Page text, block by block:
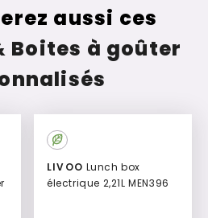
aussi ces
Boites à goûter
LIVOO
électrique 2,21L MEN396